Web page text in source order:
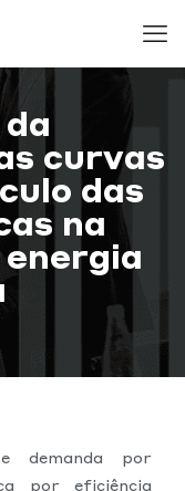
curvas
das
na
demanda por
por eficiência